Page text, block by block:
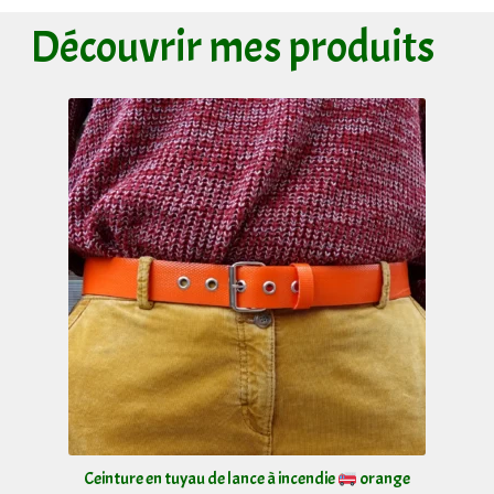
Découvrir mes produits
Ceinture en tuyau de lance à incendie orange